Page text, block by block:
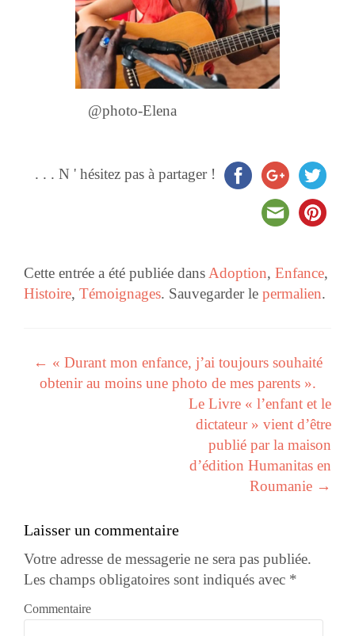
@photo-Elena
. . . N ' hésitez pas à partager !
Cette entrée a été publiée dans Adoption, Enfance,
Histoire, Témoignages. Sauvegarder le permalien.
Navigation des articles
← « Durant mon enfance, j’ai toujours souhaité
obtenir au moins une photo de mes parents ».
Le Livre « l’enfant et le
dictateur » vient d’être
publié par la maison
d’édition Humanitas en
Roumanie →
Laisser un commentaire
Votre adresse de messagerie ne sera pas publiée.
Les champs obligatoires sont indiqués avec *
Commentaire